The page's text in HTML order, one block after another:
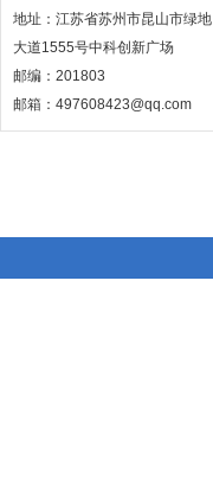
地址：江苏省苏州市昆山市绿地
大道1555号中科创新广场
邮编：201803
邮箱：497608423@qq.com